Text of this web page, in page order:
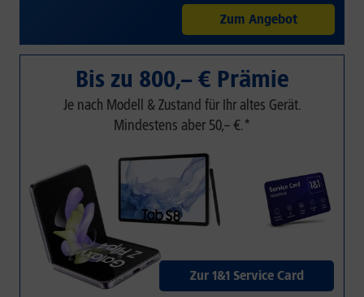
Zum Angebot
Bis zu 800,– € Prämie
Je nach Modell & Zustand für Ihr altes Gerät.
Mindestens aber 50,– €.*
Zur 1&1 Service Card